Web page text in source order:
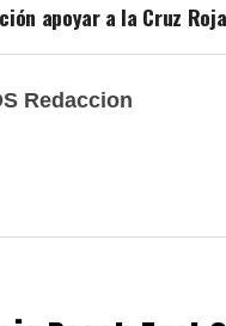
apoyar a la Cruz Roja
Redaccion